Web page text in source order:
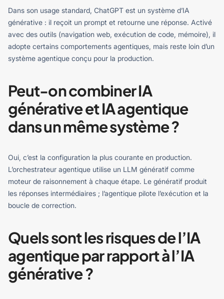
Dans son usage standard, ChatGPT est un système d’IA
générative : il reçoit un prompt et retourne une réponse. Activé
avec des outils (navigation web, exécution de code, mémoire), il
adopte certains comportements agentiques, mais reste loin d’un
système agentique conçu pour la production.
Peut-on combiner IA
générative et IA agentique
dans un même système ?
Oui, c’est la configuration la plus courante en production.
L’orchestrateur agentique utilise un LLM génératif comme
moteur de raisonnement à chaque étape. Le génératif produit
les réponses intermédiaires ; l’agentique pilote l’exécution et la
boucle de correction.
Quels sont les risques de l’IA
agentique par rapport à l’IA
générative ?